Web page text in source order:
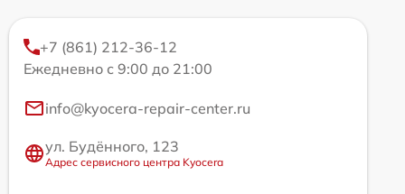
+7 (861) 212-36-12
Ежедневно с 9:00 до 21:00
info@kyocera-repair-center.ru
ул. Будённого, 123
Адрес сервисного центра Kyocera